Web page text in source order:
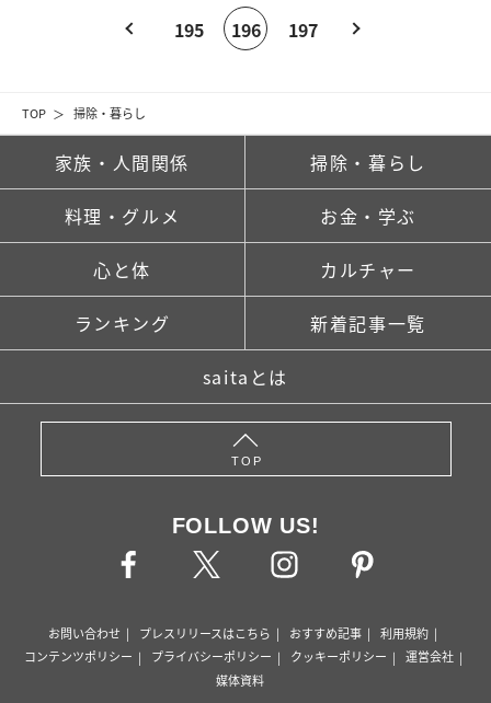
TOP 掃除・暮らし
195 196 197
家族・人間関係 掃除・暮らし
料理・グルメ お金・学ぶ
心と体 カルチャー
ランキング 新着記事一覧
saitaとは
TOP
FOLLOW US!
お問い合わせ プレスリリースはこちら おすすめ記事
利用規約
コンテンツポリシー
プライバシーポリシー クッキーポリシー
運営会社
媒体資料